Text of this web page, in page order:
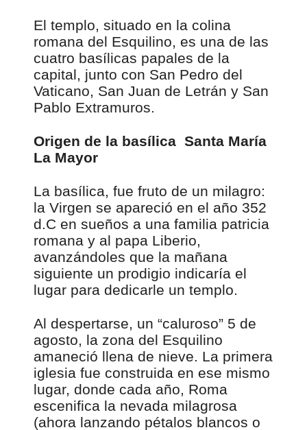
El templo, situado en la colina
romana del Esquilino, es una de las
cuatro basílicas papales de la
capital, junto con San Pedro del
Vaticano, San Juan de Letrán y San
Pablo Extramuros.
Origen de la basílica Santa María
La Mayor
La basílica, fue fruto de un milagro:
la Virgen se apareció en el año 352
d.C en sueños a una familia patricia
romana y al papa Liberio,
avanzándoles que la mañana
siguiente un prodigio indicaría el
lugar para dedicarle un templo.
Al despertarse, un “caluroso” 5 de
agosto, la zona del Esquilino
amaneció llena de nieve. La primera
iglesia fue construida en ese mismo
lugar, donde cada año, Roma
escenifica la nevada milagrosa
(ahora lanzando pétalos blancos o